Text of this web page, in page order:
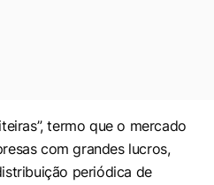
termo que o mercado
com grandes lucros,
periódica de